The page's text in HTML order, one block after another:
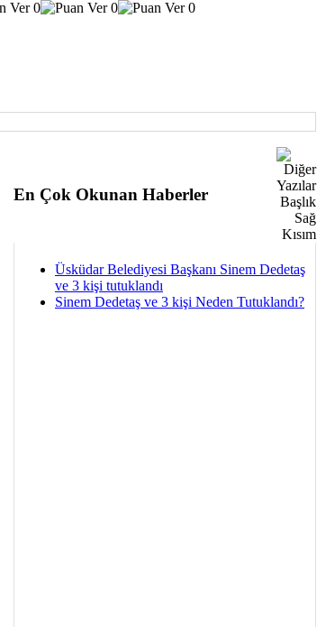
En Çok Okunan Haberler
Üsküdar Belediyesi Başkanı Sinem Dedetaş
ve 3 kişi tutuklandı
Sinem Dedetaş ve 3 kişi Neden Tutuklandı?